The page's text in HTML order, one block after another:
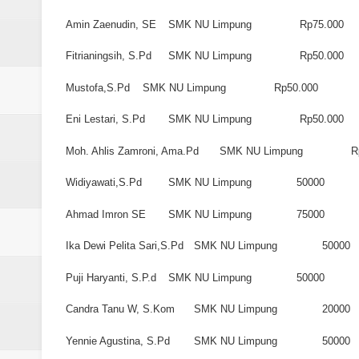
Laporan Koin Nu Ngaliyan
Laporan Koin Nu Lobang Oktober
Laporan Koin Nu Limpung
Laporan Koin Nu Kepuh Oktober
Amin Zaenudin, SE SMK NU Limpung Rp75.000
Fitrianingsih, S.Pd SMK NU Limpung Rp50.000
Mustofa,S.Pd SMK NU Limpung Rp50.000
Eni Lestari, S.Pd SMK NU Limpung Rp50.000
Moh. Ahlis Zamroni, Ama.Pd SMK NU Limpung
Widiyawati,S.Pd SMK NU Limpung 50000
Ahmad Imron SE SMK NU Limpung 75000
Ika Dewi Pelita Sari,S.Pd SMK NU Limpung 50000
Puji Haryanti, S.P.d SMK NU Limpung 50000
Candra Tanu W, S.Kom SMK NU Limpung 20000
Yennie Agustina, S.Pd SMK NU Limpung 50000